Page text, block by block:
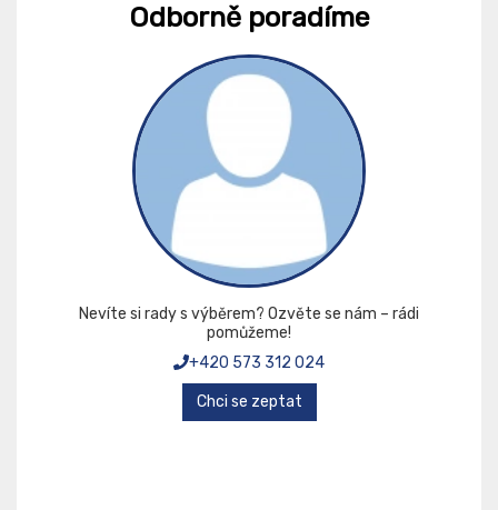
Odborně poradíme
Nevíte si rady s výběrem? Ozvěte se nám – rádi
pomůžeme!
+420 573 312 024
Chci se zeptat